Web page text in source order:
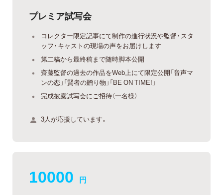
プレミア試写会
コレクター限定記事にて制作の進行状況や監督・スタ
ッフ・キャストの現場の声をお届けします
第二稿から最終稿まで随時脚本公開
齋藤監督の過去の作品をWeb上にて限定公開「音声マ
ンの恋」「賢者の贈り物」「BE ON TIME!」
完成披露試写会にご招待（一名様）
3人が応援しています。
10000 円